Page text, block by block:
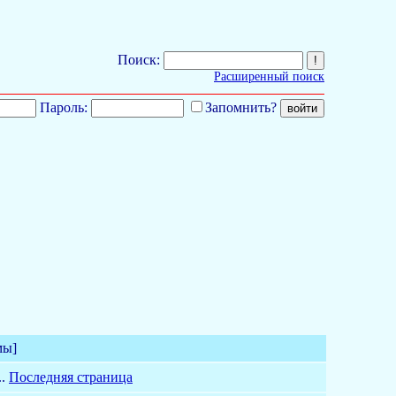
Поиск:
Расширенный поиск
Пароль: Запомнить?
Последняя страница